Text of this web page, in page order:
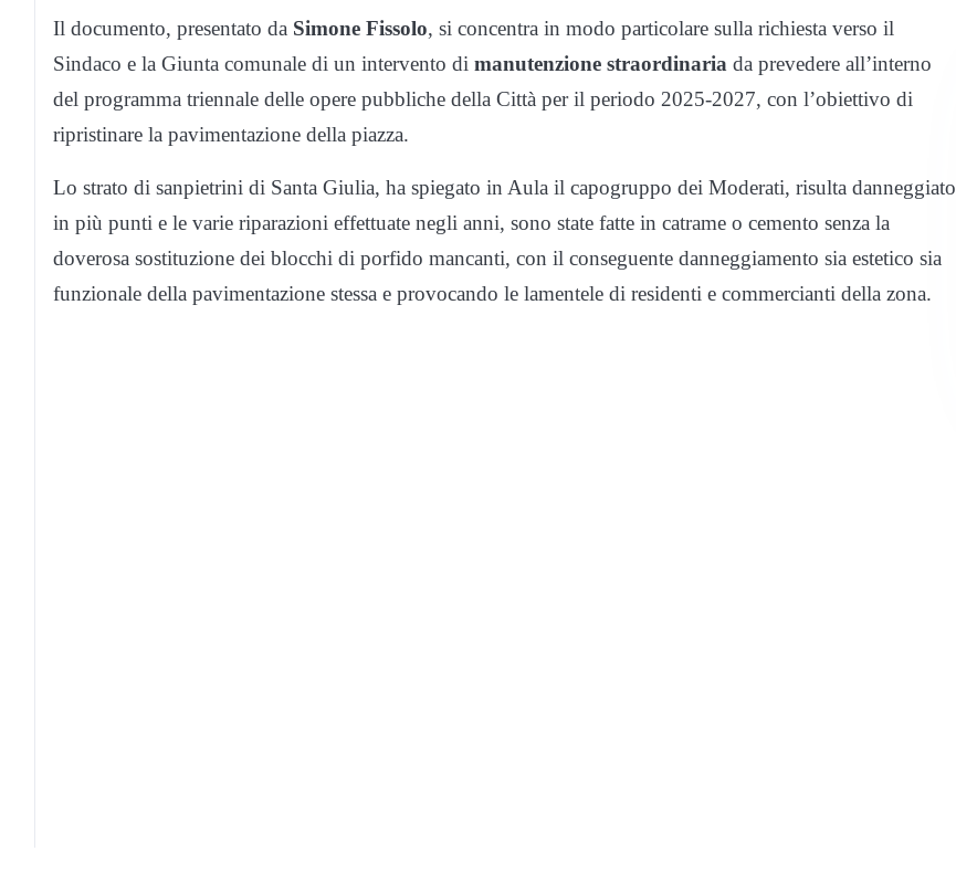
Il documento, presentato da Simone Fissolo, si concentra in modo particolare sulla richiesta verso il
Sindaco e la Giunta comunale di un intervento di manutenzione straordinaria da prevedere all’interno
del programma triennale delle opere pubbliche della Città per il periodo 2025-2027, con l’obiettivo di
ripristinare la pavimentazione della piazza.
Lo strato di sanpietrini di Santa Giulia, ha spiegato in Aula il capogruppo dei Moderati, risulta danneggiato
in più punti e le varie riparazioni effettuate negli anni, sono state fatte in catrame o cemento senza la
doverosa sostituzione dei blocchi di porfido mancanti, con il conseguente danneggiamento sia estetico sia
funzionale della pavimentazione stessa e provocando le lamentele di residenti e commercianti della zona.